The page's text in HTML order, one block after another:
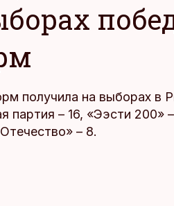
получила на выборах в
партия – 16, «Ээсти 200»
– 8.